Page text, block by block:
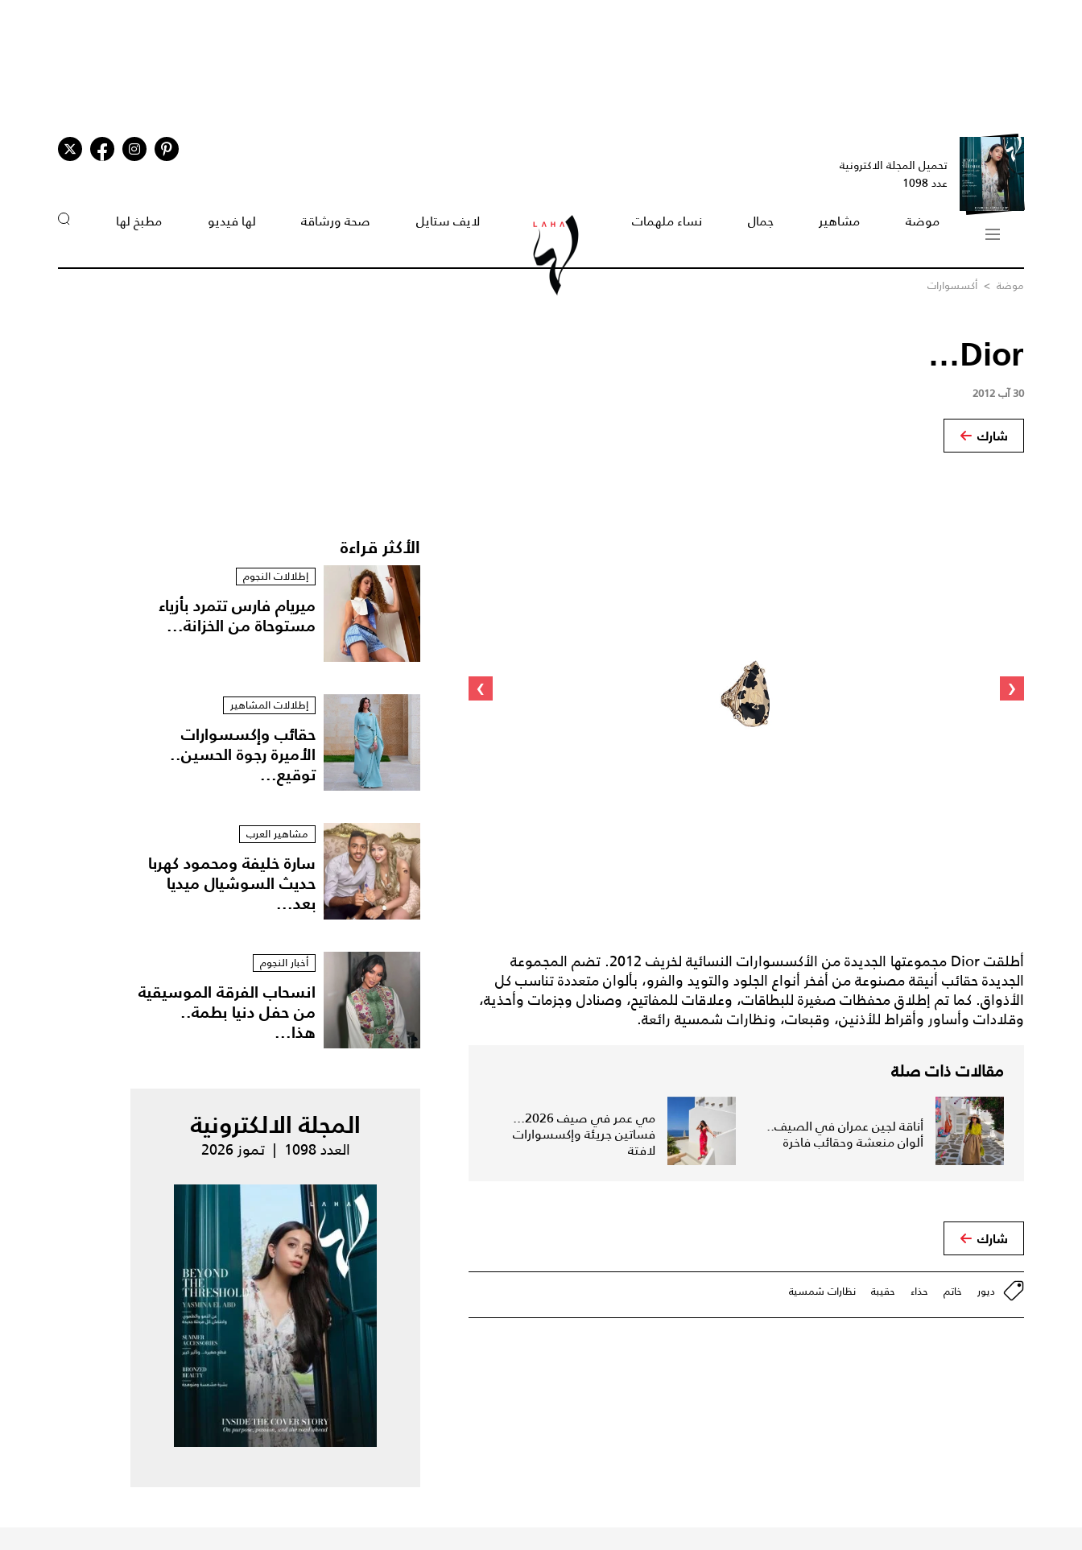
تحميل المجلة الاكترونية
عدد 1098
موضة مشاهير جمال نساء ملهمات لايف ستايل صحة ورشاقة لها فيديو مطبخ لها
موضة > أكسسوارات
Dior...
30 آب 2012
شارك
‹
›
أطلقت Dior مجموعتها الجديدة من الأكسسوارات النسائية لخريف 2012. تضم المجموعة
الجديدة حقائب أنيقة مصنوعة من أفخر أنواع الجلود والتويد والفرو، بألوان متعددة تناسب كل
الأذواق. كما تم إطلاق محفظات صغيرة للبطاقات، وعلاقات للمفاتيح، وصنادل وجزمات وأحذية،
وقلادات وأساور وأقراط للأذنين، وقبعات، ونظارات شمسية رائعة.
مقالات ذات صلة
أناقة لجين عمران في الصيف..
ألوان منعشة وحقائب فاخرة
مي عمر في صيف 2026...
فساتين جريئة وإكسسوارات
لافتة
شارك
ديور خاتم حذاء حقيبة نظارات شمسية
الأكثر قراءة
إطلالات النجوم
ميريام فارس تتمرد بأزياء
مستوحاة من الخزانة...
إطلالات المشاهير
حقائب وإكسسوارات
الأميرة رجوة الحسين..
توقيع...
مشاهير العرب
سارة خليفة ومحمود كهربا
حديث السوشيال ميديا
بعد...
أخبار النجوم
انسحاب الفرقة الموسيقية
من حفل دنيا بطمة..
هذا...
المجلة الالكترونية
العدد 1098 | تموز 2026